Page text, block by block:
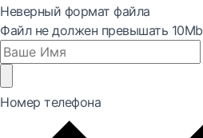
Неверный формат файла
Файл не должен превышать 10Mb
Номер телефона